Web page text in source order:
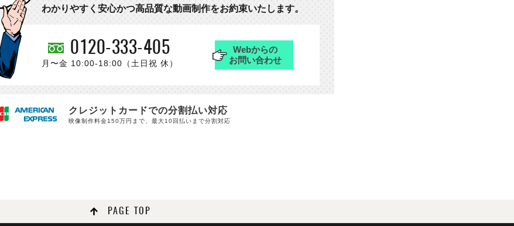
わかりやすく安心かつ高品質な動画制作をお約束いたします。
0120-333-405
月〜金 10:00-18:00（土日祝 休）
Webからの
お問い合わせ
クレジットカードでの分割払い対応
映像制作料金150万円まで、最大10回払いまで分割対応
PAGE TOP